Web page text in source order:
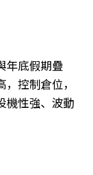
年底假期疊
控制倉位，
機性強、波動